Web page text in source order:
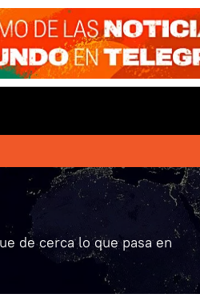
de cerca lo que pasa en